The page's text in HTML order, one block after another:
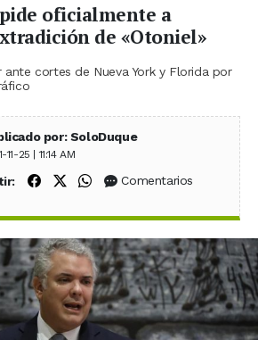
pide oficialmente a
de «Otoniel»
ante cortes de Nueva York y Florida por
por: SoloDuque
11-25 | 11:14 AM
Compartir en Facebook
Compartir en X (Twitter)
Compartir en WhatsApp
Comentarios